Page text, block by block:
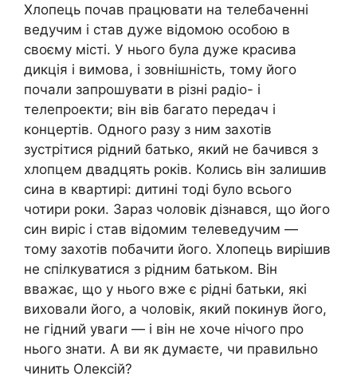
Хлопець почав працювати на телебаченні
ведучим і став дуже відомою особою в
своєму місті. У нього була дуже красива
дикція і вимова, і зовнішність, тому його
почали запрошувати в різні радіо- і
телепроекти; він вів багато передач і
концертів. Одного разу з ним захотів
зустрітися рідний батько, який не бачився з
хлопцем двадцять років. Колись він залишив
сина в квартирі: дитині тоді було всього
чотири роки. Зараз чоловік дізнався, що його
син виріс і став відомим телеведучим —
тому захотів побачити його. Хлопець вирішив
не спілкуватися з рідним батьком. Він
вважає, що у нього вже є рідні батьки, які
виховали його, а чоловік, який покинув його,
не гідний уваги — і він не хоче нічого про
нього знати. А ви як думаєте, чи правильно
чинить Олексій?